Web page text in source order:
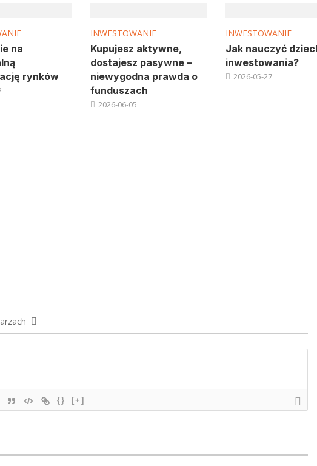
na
rynków
INWESTOWANIE
Kupujesz aktywne,
dostajesz pasywne –
niewygodna prawda o
funduszach
2026-06-05
INWESTOWANIE
Jak nauczyć
inwestowania?
2026-05-27
{} [+]